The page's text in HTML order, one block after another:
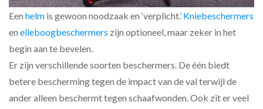
Een helm is gewoon noodzaak en ‘verplicht.’ Kniebeschermers
en elleboogbeschermers zijn optioneel, maar zeker in het
begin aan te bevelen.
Er zijn verschillende soorten beschermers. De één biedt
betere bescherming tegen de impact van de val terwijl de
ander alleen beschermt tegen schaafwonden. Ook zit er veel